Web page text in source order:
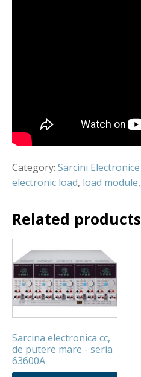
Category: Sarcini Electronice
electronic load, load module,
Related products
Sarcina electronica cc,
de putere mare - seria
63600A